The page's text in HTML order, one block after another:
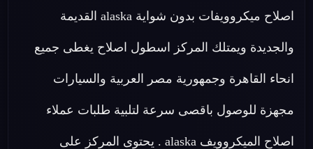
اصلاح ميكروويفات بدون شواية alaska القديمة
والجديدة ويمتلك المركز اسطول اصلاح يغطى جميع
انحاء القاهرة وجمهورية مصر العربية والسيارات
مجهزة للوصول باقصى سرعة لتلبية طلبات عملاء
اصلاح الميكروويف alaska . يحتوى المركز على